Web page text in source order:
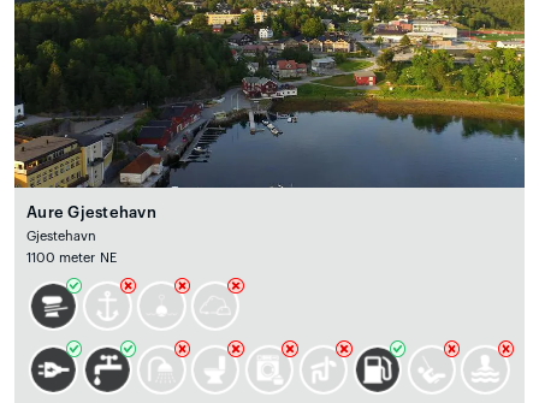
Aure Gjestehavn
Gjestehavn
1100 meter NE